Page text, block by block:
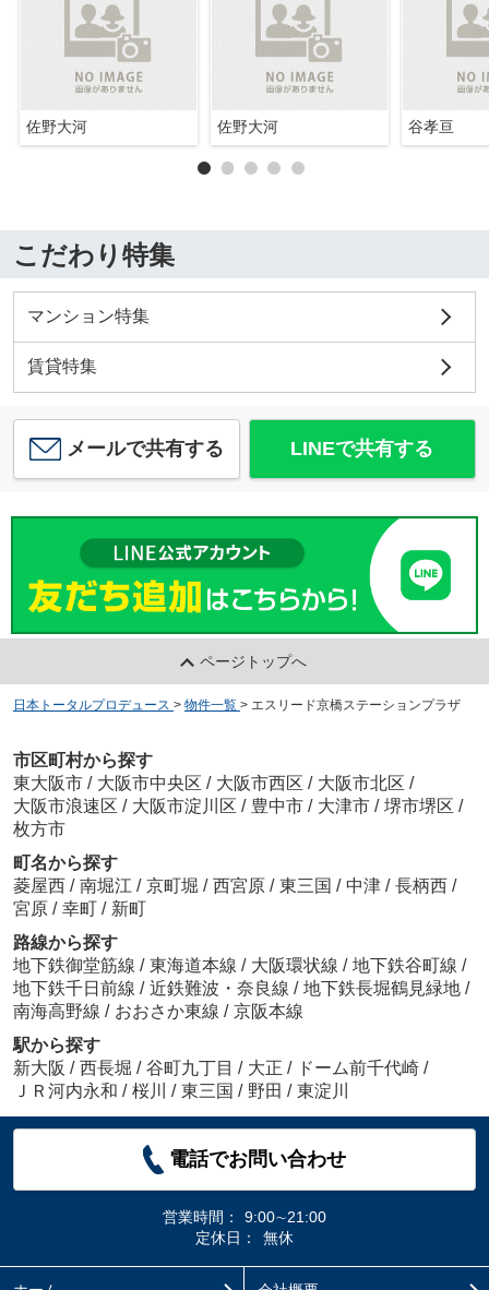
佐野大河 佐野大河 谷孝亘
こだわり特集
マンション特集
賃貸特集
メールで共有する LINEで共有する
ページトップへ
日本トータルプロデュース > 物件一覧 > エスリード京橋ステーションプラザ
市区町村から探す
東大阪市 / 大阪市中央区 / 大阪市西区 / 大阪市北区 /
大阪市浪速区 / 大阪市淀川区 / 豊中市 / 大津市 / 堺市堺区 /
枚方市
町名から探す
菱屋西 / 南堀江 / 京町堀 / 西宮原 / 東三国 / 中津 / 長柄西 /
宮原 / 幸町 / 新町
路線から探す
地下鉄御堂筋線 / 東海道本線 / 大阪環状線 / 地下鉄谷町線 /
地下鉄千日前線 / 近鉄難波・奈良線 / 地下鉄長堀鶴見緑地 /
南海高野線 / おおさか東線 / 京阪本線
駅から探す
新大阪 / 西長堀 / 谷町九丁目 / 大正 / ドーム前千代崎 /
ＪＲ河内永和 / 桜川 / 東三国 / 野田 / 東淀川
電話でお問い合わせ
営業時間：
9:00∼21:00
定休日：
無休